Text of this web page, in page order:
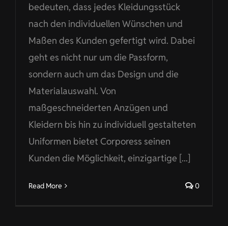
bedeuten, dass jedes Kleidungsstück
nach den individuellen Wünschen und
Maßen des Kunden gefertigt wird. Dabei
geht es nicht nur um die Passform,
sondern auch um das Design und die
Materialauswahl. Von
maßgeschneiderten Anzügen und
Kleidern bis hin zu individuell gestalteten
Uniformen bietet Corporess seinen
Kunden die Möglichkeit, einzigartige [...]
Read More 0